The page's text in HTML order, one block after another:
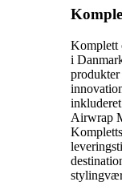
Komplett
i
Airwrap